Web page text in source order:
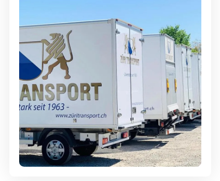
Möbellagerung - Alles sicher
aufbewahrt